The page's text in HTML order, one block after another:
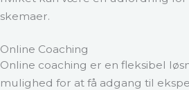
skemaer.
Online Coaching
Online coaching er en fleksibel
mulighed for at få adgang til